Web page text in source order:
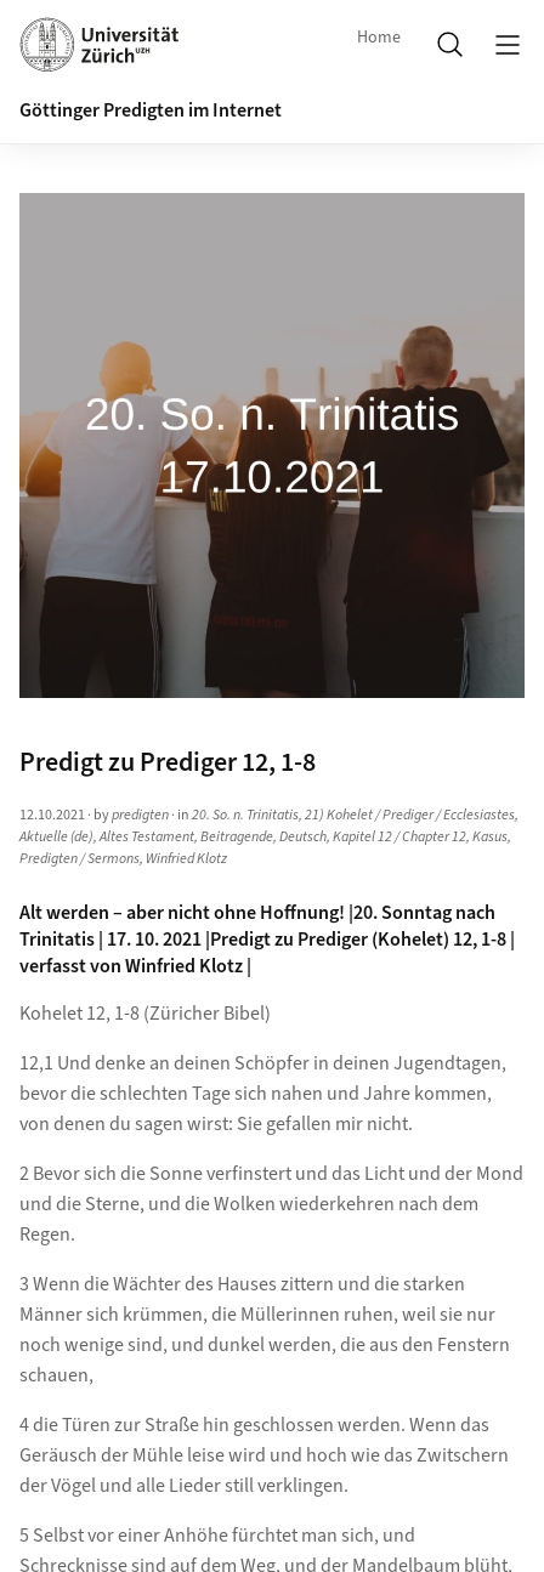
Home
Göttinger Predigten im Internet
Predigt zu Prediger 12, 1-8
12.10.2021· bypredigten· in20. So. n. Trinitatis,21) Kohelet / Prediger / Ecclesiastes,
Aktuelle (de),Altes Testament,Beitragende,Deutsch,Kapitel 12 / Chapter 12,Kasus,
Predigten / Sermons, Winfried Klotz
Alt werden – aber nicht ohne Hoffnung! |20. Sonntag nach
Trinitatis | 17. 10. 2021 |Predigt zu Prediger (Kohelet) 12, 1-8 |
verfasst von Winfried Klotz |
Kohelet 12, 1-8 (Züricher Bibel)
12,1 Und denke an deinen Schöpfer in deinen Jugendtagen,
bevor die schlechten Tage sich nahen und Jahre kommen,
von denen du sagen wirst: Sie gefallen mir nicht.
2 Bevor sich die Sonne verfinstert und das Licht und der Mond
und die Sterne, und die Wolken wiederkehren nach dem
Regen.
3 Wenn die Wächter des Hauses zittern und die starken
Männer sich krümmen, die Müllerinnen ruhen, weil sie nur
noch wenige sind, und dunkel werden, die aus den Fenstern
schauen,
4 die Türen zur Straße hin geschlossen werden. Wenn das
Geräusch der Mühle leise wird und hoch wie das Zwitschern
der Vögel und alle Lieder still verklingen.
5 Selbst vor einer Anhöhe fürchtet man sich, und
Schrecknisse sind auf dem Weg, und der Mandelbaum blüht,